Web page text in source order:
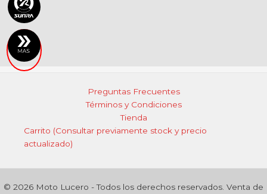
Preguntas Frecuentes
Términos y Condiciones
Tienda
Carrito (Consultar previamente stock y precio
actualizado)
© 2026 Moto Lucero - Todos los derechos reservados. Venta de